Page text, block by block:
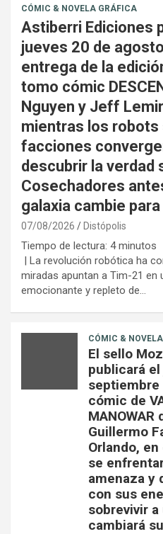
CÓMIC & NOVELA GRÁFICA
Astiberri Ediciones
jueves 20 de
entrega de la
tomo cómic
Nguyen y Jeff
mientras los robots
facciones
descubrir la verdad
Cosechadores
galaxia cambie
07/08/2026 Distópolis
Tiempo de lectura: 4 minutos
| La revolución robótica ha
miradas apuntan a Tim-21 en
emocionante y repleto de…
CÓMIC &
El sello
publicará
cómic de
Guillermo
Orlando,
se
amenaza y
con sus
sobrevivir a
cambiará